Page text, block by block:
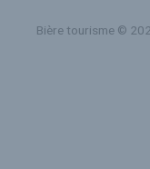
Bière tourisme ©